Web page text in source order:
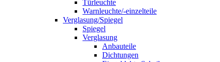
Türleuchte
Warnleuchte/-einzelteile
Verglasung/Spiegel
Spiegel
Verglasung
Anbauteile
Dichtungen